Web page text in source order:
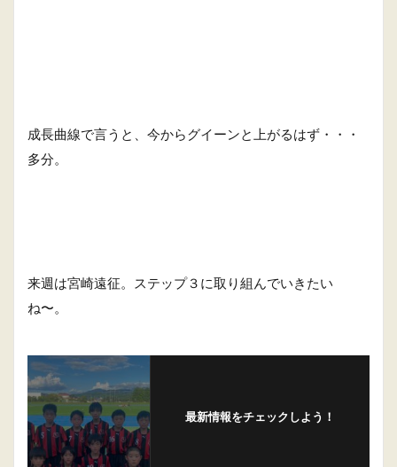
成長曲線で言うと、今からグイーンと上がるはず・・・
多分。
来週は宮崎遠征。ステップ３に取り組んでいきたい
ね〜。
最新情報をチェックしよう！